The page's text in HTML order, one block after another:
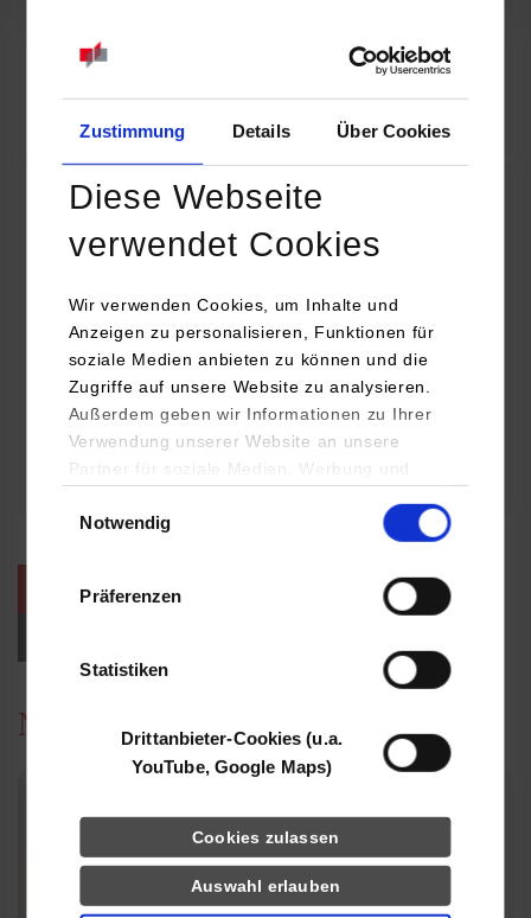
Zustimmung Details Über Cookies
Diese Webseite
verwendet Cookies
Wir verwenden Cookies, um Inhalte und
Anzeigen zu personalisieren, Funktionen für
soziale Medien anbieten zu können und die
Zugriffe auf unsere Website zu analysieren.
Außerdem geben wir Informationen zu Ihrer
Verwendung unserer Website an unsere
Partner für soziale Medien, Werbung und
YouTube, Google Maps) führen diese
Daten zusammen, die Sie ihnen bereitgestellt
haben oder die sie im Rahmen Ihrer Nutzung
Notwendig
Präferenzen
Statistiken
Drittanbieter-Cookies (u.a.
YouTube, Google Maps)
Cookies zulassen
Auswahl erlauben
Online INDIS-Infoveranstaltung für Studierende
Zum Event
Technologietag: Clean Urban Transportation –
nachhaltige Mobilität im (sub)urbanen Umfeld
16.09.2026 - 17.09.2026
Im Mittelpunkt stehen elektrische Antriebe, moderne
Batterietechnologien und innovative Fahrzeugkonzepte für
nachhaltige Mobilität in Stadt und…
weitere Veranstaltungen / Termine
News